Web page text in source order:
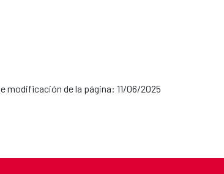
modificación de la página: 11/06/2025